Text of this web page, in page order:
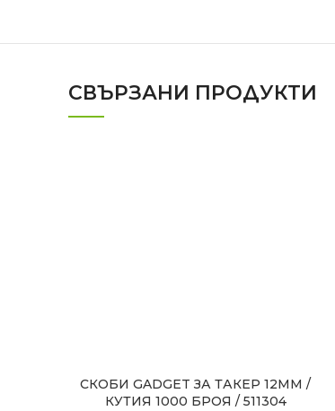
СВЪРЗАНИ ПРОДУКТИ
СКОБИ GADGET ЗА ТАКЕР 12MM /
КУТИЯ 1000 БРОЯ / 511304